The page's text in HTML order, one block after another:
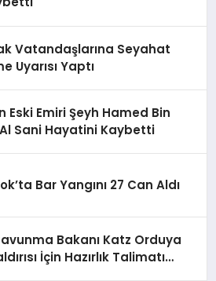
Vatandaşlarına Seyahat
Uyarısı Yaptı
Eski Emiri Şeyh Hamed Bin
Sani Hayatini Kaybetti
Bar Yangını 27 Can Aldı
Bakanı Katz Orduya
İçin Hazırlık Talimatı